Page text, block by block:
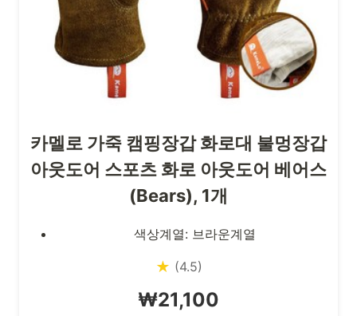
카멜로 가죽 캠핑장갑 화로대 불멍장갑
아웃도어 스포츠 화로 아웃도어 베어스
(Bears), 1개
색상계열: 브라운계열
★ (4.5)
₩21,100